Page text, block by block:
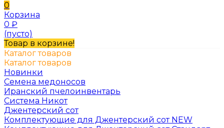
0
Корзина
0 ₽
(пусто)
Товар в корзине!
Каталог товаров
Каталог товаров
Новинки
Семена медоносов
Иранский пчелоинвентарь
Система Никот
Джентерский сот
Комплектующие для Джентерский сот NEW